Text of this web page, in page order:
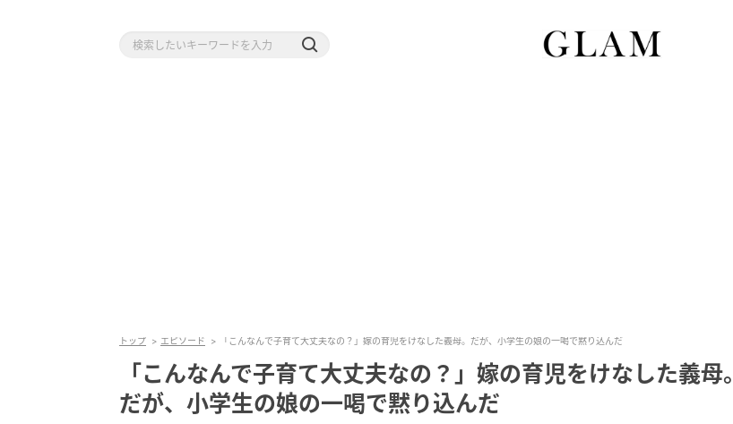
トップ エピソード 「こんなんで子育て大丈夫なの？」嫁の育児をけなした義母。だが、小学生の娘の一喝で黙り込んだ
「こんなんで子育て大丈夫なの？」嫁の育児をけなした義母。
だが、小学生の娘の一喝で黙り込んだ